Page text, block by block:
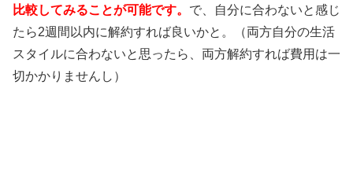
比較してみることが可能です。 で、自分に合わないと感じ
たら2週間以内に解約すれば良いかと。（両方自分の生活
スタイルに合わないと思ったら、両方解約すれば費用は一
切かかりませんし）